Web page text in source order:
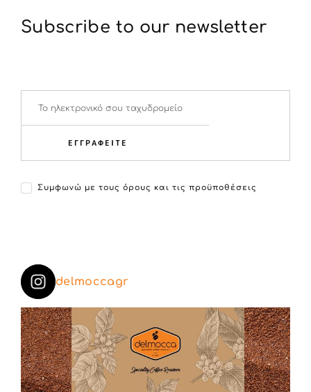
Subscribe to our newsletter
ΕΓΓΡΑΦΕΙΤΕ
Συμφωνώ με τους όρους και τις προϋποθέσεις
delmoccagr